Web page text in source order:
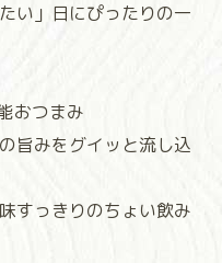
い」日にぴったりの一
おつまみ
旨みをグイッと流し込
すっきりのちょい飲み